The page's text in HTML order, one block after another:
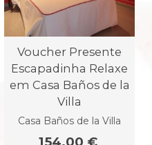
Voucher Presente
Escapadinha Relaxe
em Casa Baños de la
Villa
Casa Baños de la Villa